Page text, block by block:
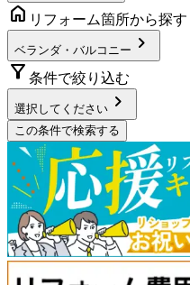
home リフォーム箇所から探す
ベランダ・バルコニー chevron_right
filter_alt 条件で絞り込む
選択してください chevron_right
この条件で検索する